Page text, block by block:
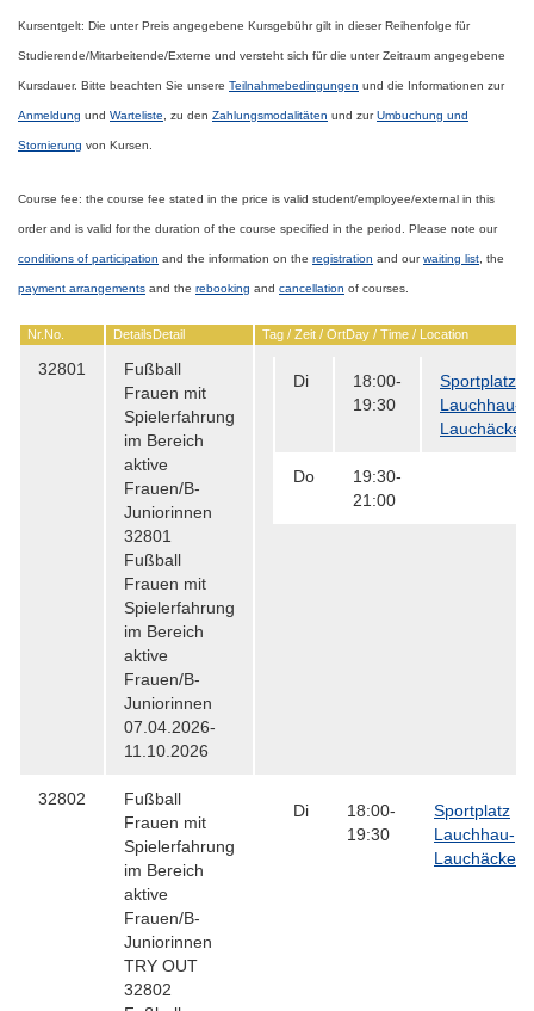
Kursentgelt: Die unter Preis angegebene Kursgebühr gilt in dieser Reihenfolge für
Studierende/Mitarbeitende/Externe und versteht sich für die unter Zeitraum angegebene
Kursdauer. Bitte beachten Sie unsere Teilnahmebedingungen und die Informationen zur
Anmeldung und Warteliste , zu den Zahlungsmodalitäten und zurUmbuchung und
Stornierung von Kursen.
Course fee: the course fee stated in the price is valid student/employee/external in this
order and is valid for the duration of the course specified in the period. Please note our
conditions of participation and the information on the registration and ourwaiting list , the
payment arrangements and the rebooking and cancellation of courses.
Nr. No. DetailsDetail Tag / Zeit / OrtDay / Time / Location
32801
Fußball
Frauen mit
Spielerfahrung
im Bereich
aktive
Frauen/B-
Juniorinnen
32801
Fußball
Frauen mit
Spielerfahrung
im Bereich
aktive
Frauen/B-
Juniorinnen
07.04.2026-
11.10.2026
Di
18:00-
19:30
Sportplatz
Lauchhau-
Lauchäcker
Do
19:30-
21:00
32802
Fußball
Frauen mit
Spielerfahrung
im Bereich
aktive
Frauen/B-
Juniorinnen
TRY OUT
32802
Di
18:00-
19:30
Sportplatz
Lauchhau-
Lauchäcker